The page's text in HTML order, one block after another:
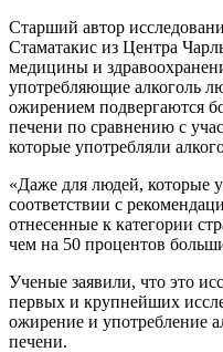
Старший автор
Стаматакис из Центра
медицины и
употребляющие алкоголь
ожирением подвергаются
печени по сравнению с
которые употребляли
«Даже для людей, которые
соответствии с
отнесенные к категории
чем на 50 процентов
Ученые заявили, что это
первых и крупнейших
ожирение и употребление
печени.